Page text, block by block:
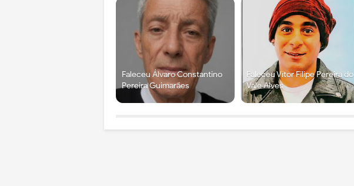
Faleceu Álvaro Constantino
Pereira Guimarães
Faleceu Vítor Filipe Pereira do
Vale Alves